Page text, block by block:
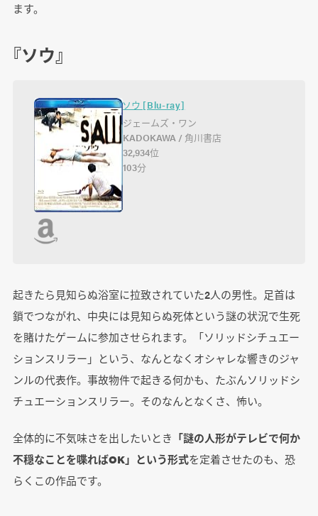
ます。
『ソウ』
ソウ [Blu-ray]
ジェームズ・ワン
KADOKAWA / 角川書店
32,934位
103分
起きたら見知らぬ浴室に拉致されていた2人の男性。足首は
鎖でつながれ、中央には見知らぬ死体という謎の状況で生死
を賭けたゲームに参加させられます。「ソリッドシチュエー
ションスリラー」という、なんとなくオシャレな響きのジャ
ンルの代表作。事故物件で起きる何かも、たぶんソリッドシ
チュエーションスリラー。そのなんとなくさ、怖い。
全体的に不気味さを出したいとき 「謎の人形がテレビで何か
不穏なことを喋ればOK」という形式を定着させたのも、恐
らくこの作品です。